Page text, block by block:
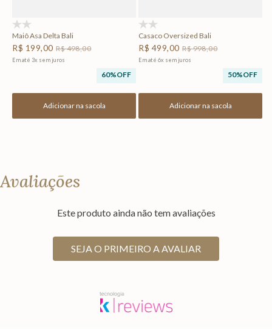
Maiô Asa Delta Bali
R$ 199,00 R$498,00
Em até 3x sem juros
60%OFF
Adicionar na sacola
Casaco Oversized Bali
R$ 499,00 R$998,00
Em até 6x sem juros
50%OFF
Adicionar na sacola
Avaliações
Este produto ainda não tem avaliações
SEJA O PRIMEIRO A AVALIAR